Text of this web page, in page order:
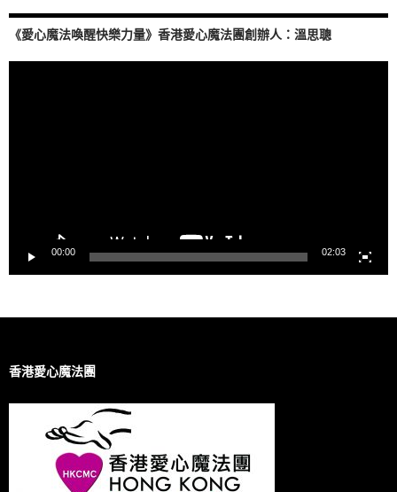
《愛心魔法喚醒快樂力量》香港愛心魔法團創辦人：溫思聰
00:00 02:03
香港愛心魔法團